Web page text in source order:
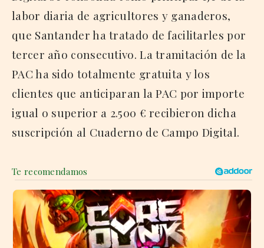
labor diaria de agricultores y ganaderos,
que Santander ha tratado de facilitarles por
tercer año consecutivo. La tramitación de la
PAC ha sido totalmente gratuita y los
clientes que anticiparan la PAC por importe
igual o superior a 2.500 € recibieron dicha
suscripción al Cuaderno de Campo Digital.